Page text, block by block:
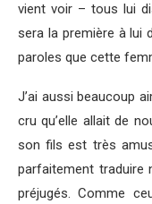
vient voir – tous lui
sera la première à lui
paroles que cette
J’ai aussi beaucoup
cru qu’elle allait de
son fils est très
parfaitement traduire
préjugés. Comme